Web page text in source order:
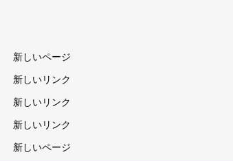
新しいページ
新しいリンク
新しいリンク
新しいリンク
新しいページ